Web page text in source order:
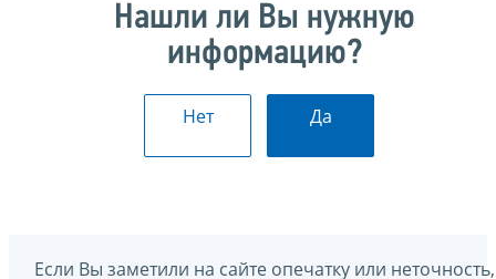
Нашли ли Вы нужную
информацию?
Нет Да
Если Вы заметили на сайте опечатку или неточность,